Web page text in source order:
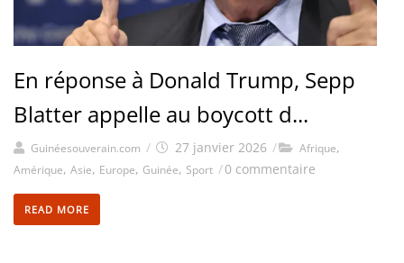
En réponse à Donald Trump, Sepp
Blatter appelle au boycott d...
Guinéesouverain.com / 27 janvier 2026 / Afrique,
Amérique, Asie, Europe, Guinée, Sport /0 commentaire
READ MORE